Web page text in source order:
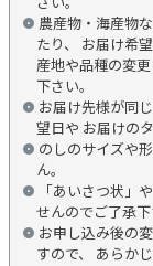
農産物・海産物
たり、 お届け希
産地や品種の変
下さい。
お届け先様が同
望日や お届けの
のしのサイズや
ん。
「あいさつ状」
せんのでご了承下
お申し込み後の
すので、 あらか